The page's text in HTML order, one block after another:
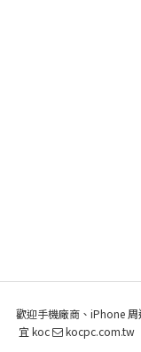
歡迎手機廠商、iPhone
宜 koc
kocpc.com.tw